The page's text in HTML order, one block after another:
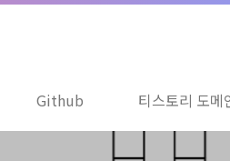
Github 티스토리 도메